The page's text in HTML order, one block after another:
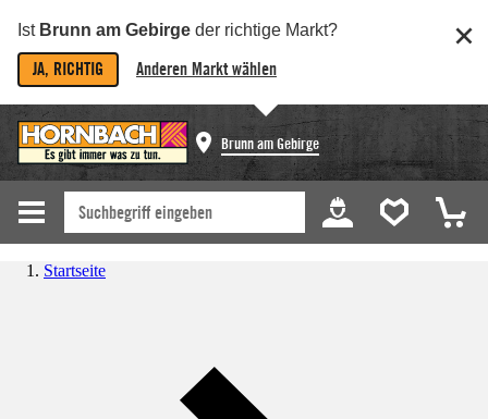
Ist Brunn am Gebirge der richtige Markt?
JA, RICHTIG Anderen Markt wählen
Brunn am Gebirge
Startseite